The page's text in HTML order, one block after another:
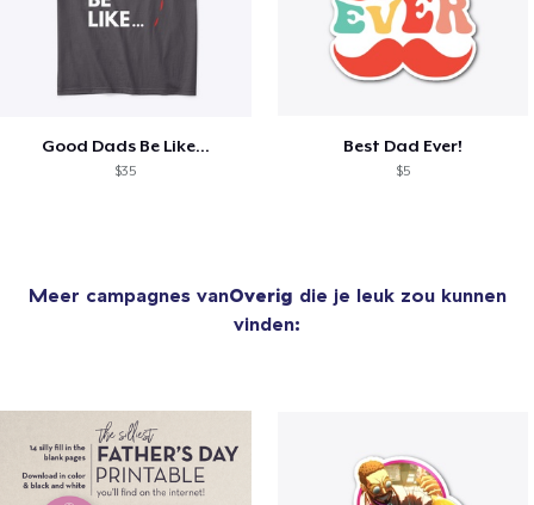
Good Dads Be Like...
$35
Best Dad Ever!
$5
Meer campagnes vanOverig die je leuk zou kunnen
vinden: